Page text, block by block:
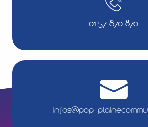
01 57 870 870
infos@pop-